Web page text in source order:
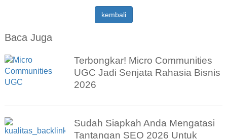
kembali
Baca Juga
Terbongkar! Micro Communities
UGC Jadi Senjata Rahasia Bisnis
2026
Sudah Siapkah Anda Mengatasi
Tantangan SEO 2026 Untuk